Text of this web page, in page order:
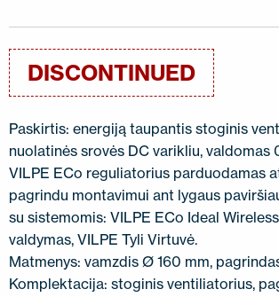
DISCONTINUED
Paskirtis: energiją taupantis stoginis
nuolatinės srovės DC varikliu, valdomas
VILPE ECo reguliatorius parduodamas
pagrindu montavimui ant lygaus
su sistemomis: VILPE ECo Ideal
valdymas, VILPE Tyli Virtuvė.
Matmenys: vamzdis Ø 160 mm,
Komplektacija: stoginis ventiliatorius,